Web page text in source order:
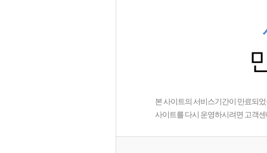
본 사이트의 서비스기간이 만료되
사이트를 다시 운영하시려면 고객